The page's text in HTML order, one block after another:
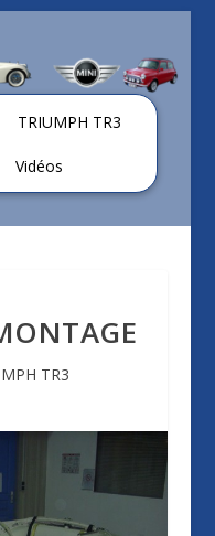
TRIUMPH TR3
Vidéos
TR3